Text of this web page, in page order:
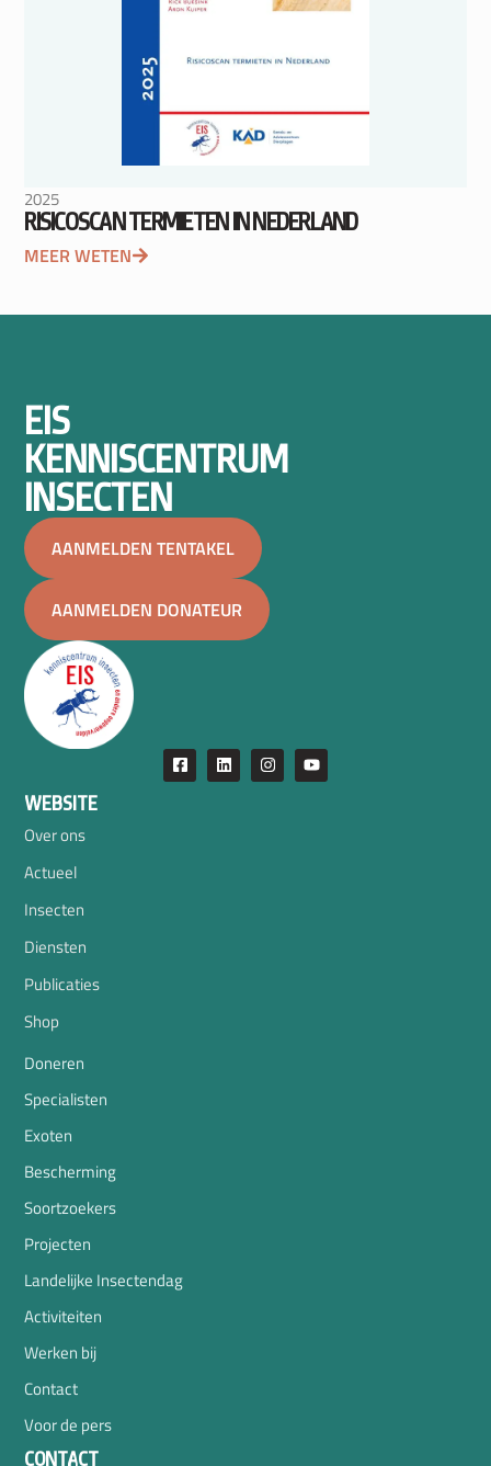
2025
RISICOSCAN TERMIETEN IN NEDERLAND
MEER WETEN
EIS
KENNISCENTRUM
INSECTEN
AANMELDEN TENTAKEL
AANMELDEN DONATEUR
WEBSITE
Over ons
Actueel
Insecten
Diensten
Publicaties
Shop
Doneren
Specialisten
Exoten
Bescherming
Soortzoekers
Projecten
Landelijke Insectendag
Activiteiten
Werken bij
Contact
Voor de pers
CONTACT